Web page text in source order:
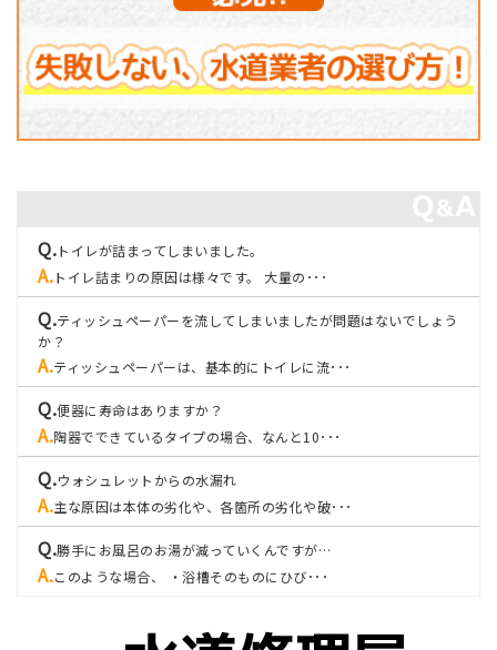
トイレが詰まってしまいました。
トイレ詰まりの原因は様々です。 大量の･･･
ティッシュペーパーを流してしまいましたが問題はないでしょう
か？
ティッシュペーパーは、基本的にトイレに流･･･
便器に寿命はありますか？
陶器でできているタイプの場合、なんと10･･･
ウォシュレットからの水漏れ
主な原因は本体の劣化や、各箇所の劣化や破･･･
勝手にお風呂のお湯が減っていくんですが…
このような場合、 ・浴槽そのものにひび･･･